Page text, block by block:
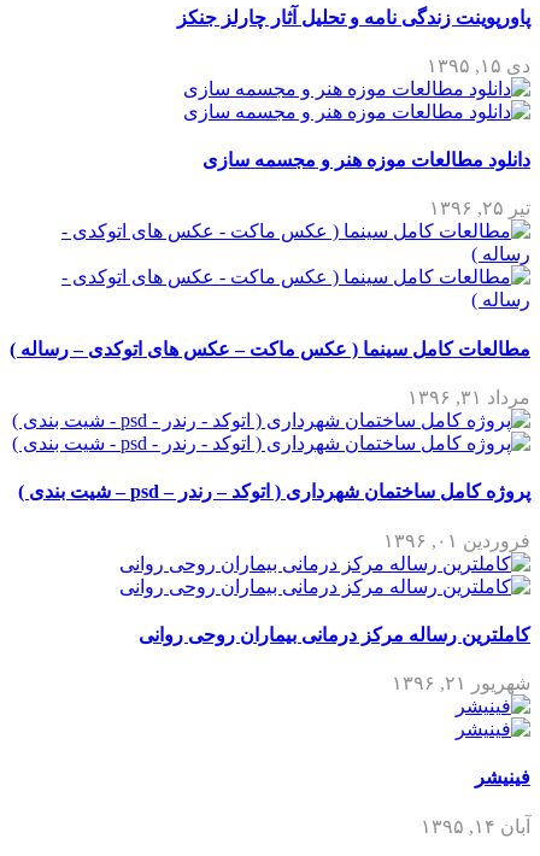
پاورپوینت زندگی نامه و تحلیل آثار چارلز جنکز
دی ۱۵, ۱۳۹۵
دانلود مطالعات موزه هنر و مجسمه سازی
تیر ۲۵, ۱۳۹۶
مطالعات کامل سینما ( عکس ماکت – عکس های اتوکدی – رساله )
مرداد ۳۱, ۱۳۹۶
پروژه کامل ساختمان شهرداری ( اتوکد – رندر – psd – شیت بندی )
فروردین ۰۱, ۱۳۹۶
کاملترین رساله مرکز درمانی بیماران روحی روانی
شهریور ۲۱, ۱۳۹۶
فینیشر
آبان ۱۴, ۱۳۹۵